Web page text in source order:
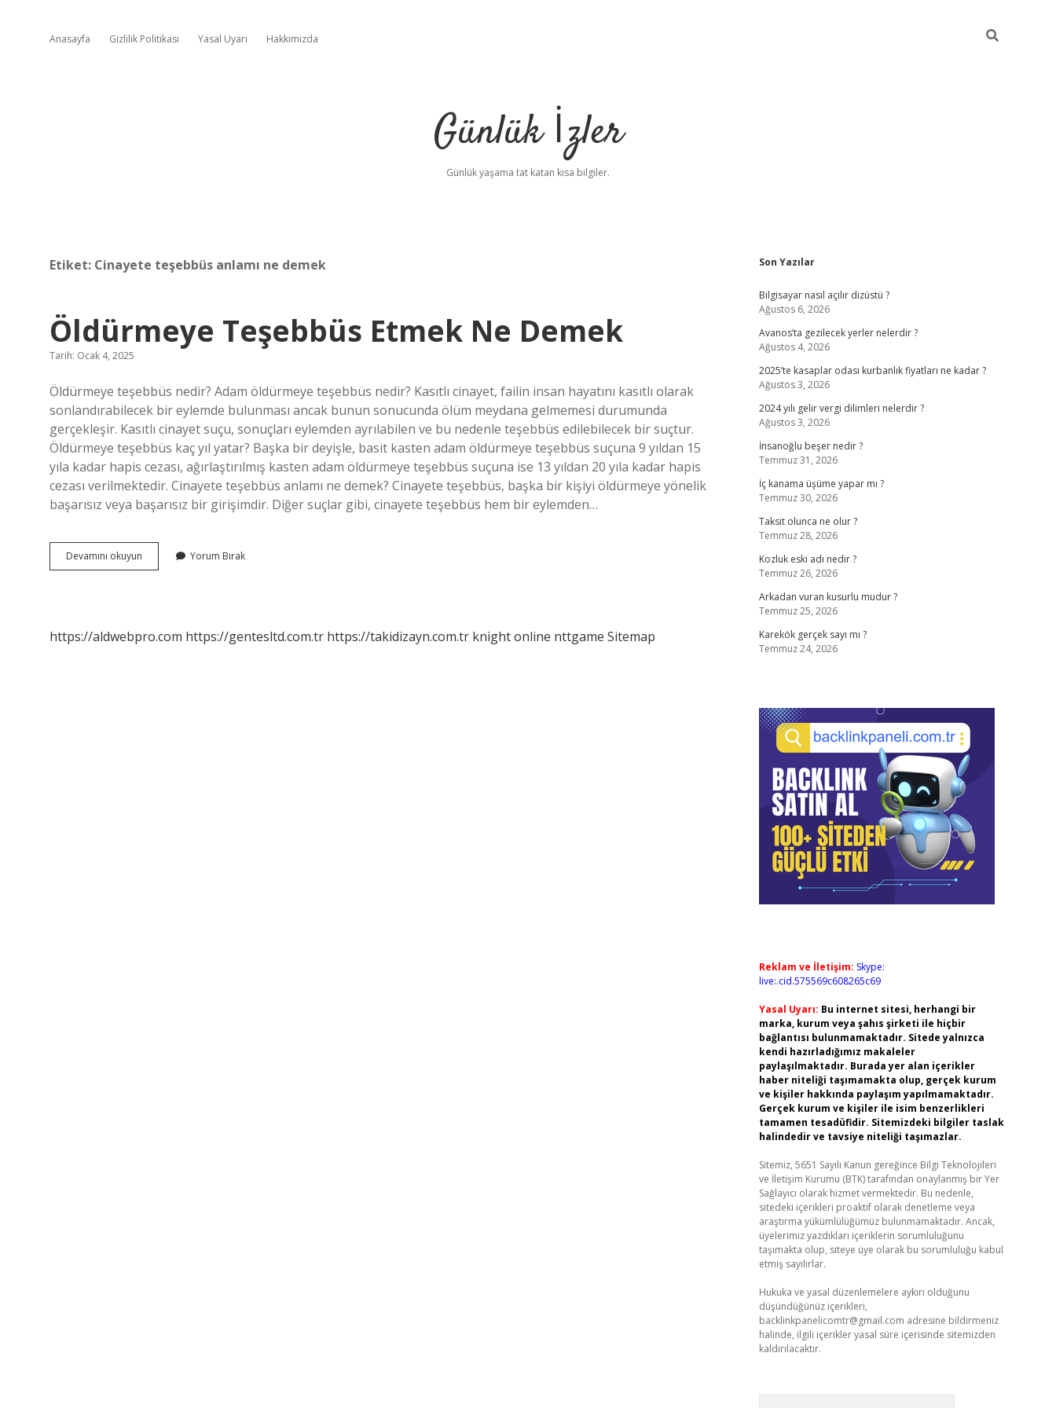
Anasayfa Gizlilik Politikası Yasal Uyarı Hakkımızda
Günlük İzler
Günlük yaşama tat katan kısa bilgiler.
Etiket: Cinayete teşebbüs anlamı ne demek
Öldürmeye Teşebbüs Etmek Ne Demek
Tarih: Ocak 4, 2025
Öldürmeye teşebbüs nedir? Adam öldürmeye teşebbüs nedir? Kasıtlı cinayet, failin insan hayatını kasıtlı olarak
sonlandırabilecek bir eylemde bulunması ancak bunun sonucunda ölüm meydana gelmemesi durumunda
gerçekleşir. Kasıtlı cinayet suçu, sonuçları eylemden ayrılabilen ve bu nedenle teşebbüs edilebilecek bir suçtur.
Öldürmeye teşebbüs kaç yıl yatar? Başka bir deyişle, basit kasten adam öldürmeye teşebbüs suçuna 9 yıldan 15
yıla kadar hapis cezası, ağırlaştırılmış kasten adam öldürmeye teşebbüs suçuna ise 13 yıldan 20 yıla kadar hapis
cezası verilmektedir. Cinayete teşebbüs anlamı ne demek? Cinayete teşebbüs, başka bir kişiyi öldürmeye yönelik
başarısız veya başarısız bir girişimdir. Diğer suçlar gibi, cinayete teşebbüs hem bir eylemden…
Devamını okuyun Öldürmeye
Teşebbüs
Yorum Bırak
https://aldwebpro.com https://gentesltd.com.tr https://takidizayn.com.tr knight online nttgame Sitemap
Sidebar
Son Yazılar
Bilgisayar nasıl açılır dizüstü ?
Ağustos 6, 2026
Avanos’ta gezilecek yerler nelerdir ?
Ağustos 4, 2026
2025’te kasaplar odası kurbanlık fiyatları ne kadar ?
Ağustos 3, 2026
2024 yılı gelir vergi dilimleri nelerdir ?
Ağustos 3, 2026
İnsanoğlu beşer nedir ?
Temmuz 31, 2026
İç kanama üşüme yapar mı ?
Temmuz 30, 2026
Taksit olunca ne olur ?
Temmuz 28, 2026
Kozluk eski adı nedir ?
Temmuz 26, 2026
Arkadan vuran kusurlu mudur ?
Temmuz 25, 2026
Karekök gerçek sayı mı ?
Temmuz 24, 2026
Reklam ve İletişim: Skype:
live:.cid.575569c608265c69
Yasal Uyarı: Bu internet sitesi, herhangi bir
marka, kurum veya şahıs şirketi ile hiçbir
bağlantısı bulunmamaktadır. Sitede yalnızca
kendi hazırladığımız makaleler
paylaşılmaktadır. Burada yer alan içerikler
haber niteliği taşımamakta olup, gerçek kurum
ve kişiler hakkında paylaşım yapılmamaktadır.
Gerçek kurum ve kişiler ile isim benzerlikleri
tamamen tesadüfidir. Sitemizdeki bilgiler taslak
halindedir ve tavsiye niteliği taşımazlar.
Sitemiz, 5651 Sayılı Kanun gereğince Bilgi Teknolojileri
ve İletişim Kurumu (BTK) tarafından onaylanmış bir Yer
Sağlayıcı olarak hizmet vermektedir. Bu nedenle,
sitedeki içerikleri proaktif olarak denetleme veya
araştırma yükümlülüğümüz bulunmamaktadır. Ancak,
üyelerimiz yazdıkları içeriklerin sorumluluğunu
taşımakta olup, siteye üye olarak bu sorumluluğu kabul
etmiş sayılırlar.
Hukuka ve yasal düzenlemelere aykırı olduğunu
düşündüğünüz içerikleri,
backlinkpanelicomtr@gmail.com adresine bildirmeniz
halinde, ilgili içerikler yasal süre içerisinde sitemizden
kaldırılacaktır.